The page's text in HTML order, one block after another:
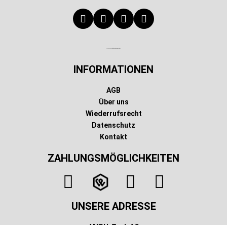
INFORMATIONEN
AGB
Über uns
Wiederrufsrecht
Datenschutz
Kontakt
ZAHLUNGSMÖGLICHKEITEN
UNSERE ADRESSE